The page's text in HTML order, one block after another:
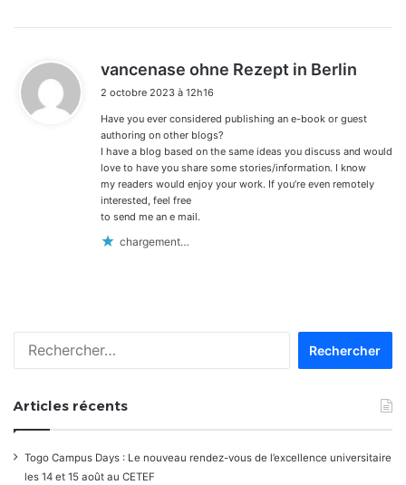
vancenase ohne Rezept in Berlin
2 octobre 2023 à 12h16
Have you ever considered publishing an e-book or guest
authoring on other blogs?
I have a blog based on the same ideas you discuss and would
love to have you share some stories/information. I know
my readers would enjoy your work. If you’re even remotely
interested, feel free
to send me an e mail.
chargement…
Articles récents
Togo Campus Days : Le nouveau rendez-vous de l’excellence universitaire
les 14 et 15 août au CETEF